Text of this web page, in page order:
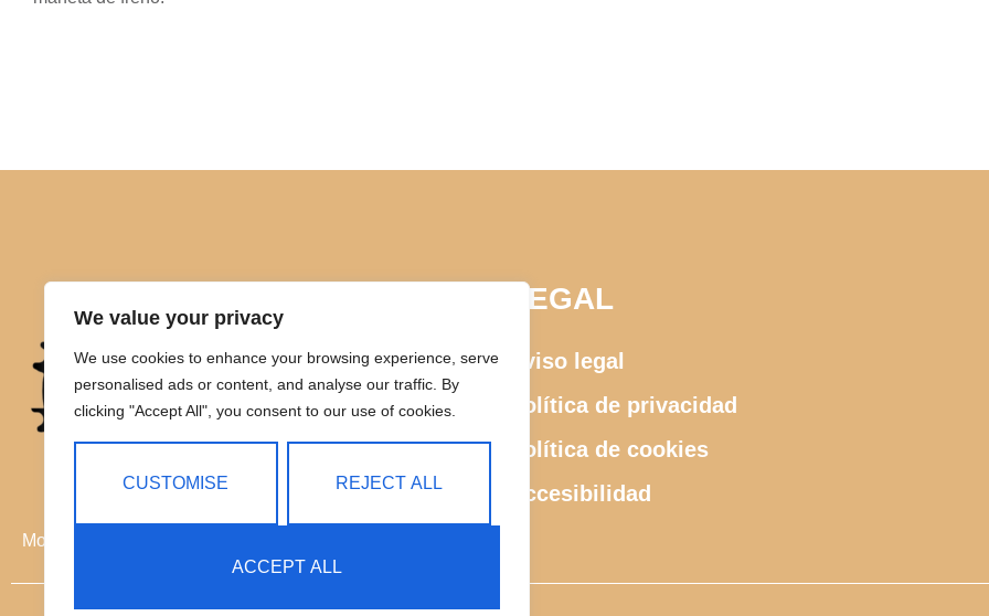
We value your privacy
We use cookies to enhance your browsing experience, serve
personalised ads or content, and analyse our traffic. By
clicking "Accept All", you consent to our use of cookies.
CUSTOMISE REJECT ALL
ACCEPT ALL
Movilidad eléctrica sin límites
LEGAL
Aviso legal
Política de privacidad
Política de cookies
Accesibilidad